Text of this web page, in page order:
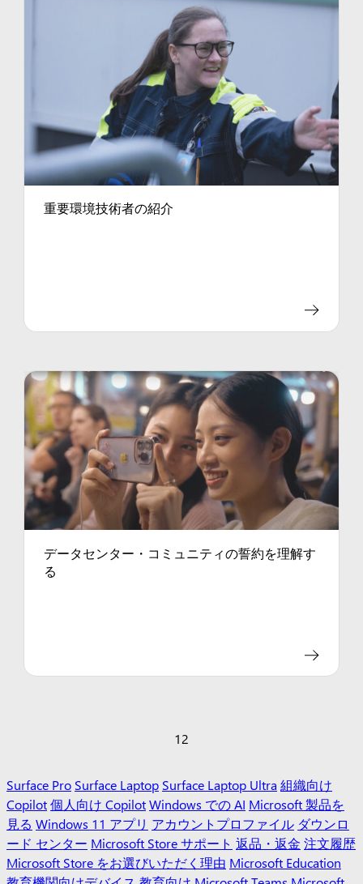
重要環境技術者の紹介
データセンター・コミュニティの誓約を理解す
る
12
Surface Pro Surface Laptop Surface Laptop Ultra 組織向け
Copilot個人向け CopilotWindows での AI Microsoft 製品を
見る Windows 11 アプリ アカウントプロファイル ダウンロ
ード センター Microsoft Store サポート 返品・返金 注文履歴
Microsoft Store をお選びいただく理由 Microsoft Education